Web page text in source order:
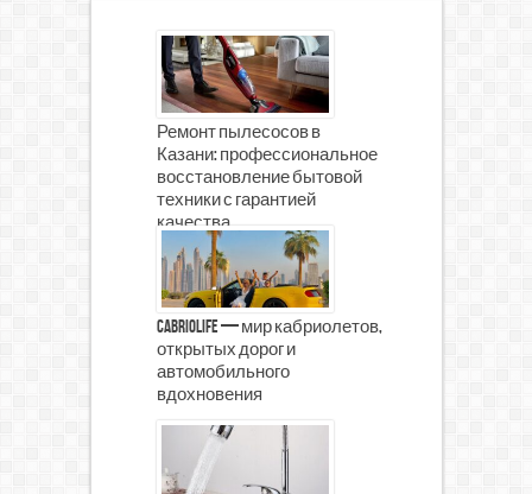
Ремонт пылесосов в
Казани: профессиональное
восстановление бытовой
техники с гарантией
качества
CabrioLife — мир кабриолетов,
открытых дорог и
автомобильного
вдохновения